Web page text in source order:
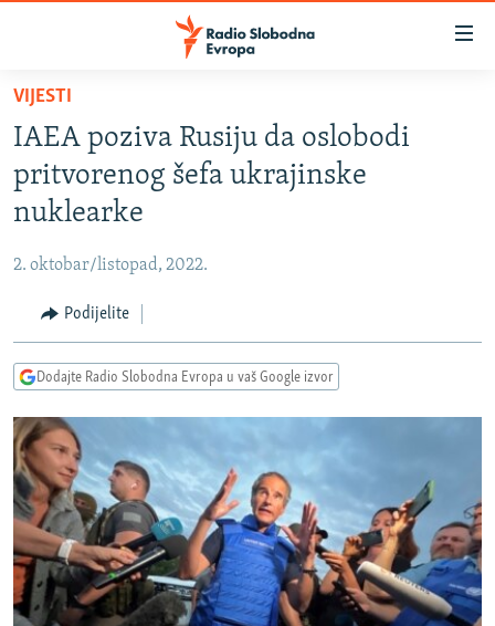
Pređite
glavni
sadržaj
Pređite
na
glavnu
Pređite
na
pretragu
BOSNA I HERCEGOVINA
SRBIJA
CRNA GORA
VIZUELNO
INFOGRAFIKE
RAT U UKRAJINI
KINA NA BALKANU
RSE PRIČE IZ SVIJETA
ISPRIČAJ MI
DNEVNO@RSE
SPECIJALI RSE
VIJESTI
IAEA poziva Rusiju da oslobodi
pritvorenog šefa ukrajinske
nuklearke
2. oktobar/listopad, 2022.
Podijelite
Dodajte Radio Slobodna Evropa u vaš Google izvor